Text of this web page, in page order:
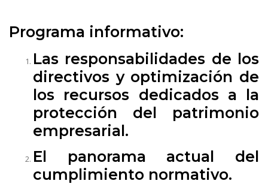
Programa informativo:
Las responsabilidades de los
directivos y optimización de
los recursos dedicados a la
protección del patrimonio
empresarial.
El panorama actual del
cumplimiento normativo.